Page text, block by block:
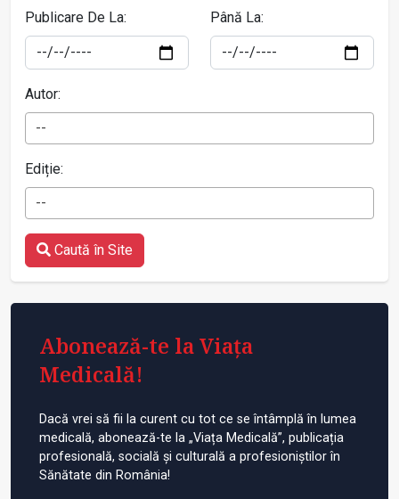
Publicare De La: Până La:
Autor:
--
Ediție:
--
Caută în Site
Abonează-te la Viața
Medicală!
Dacă vrei să fii la curent cu tot ce se întâmplă în lumea
medicală, abonează-te la „Viața Medicală”, publicația
profesională, socială și culturală a profesioniștilor în
Sănătate din România!